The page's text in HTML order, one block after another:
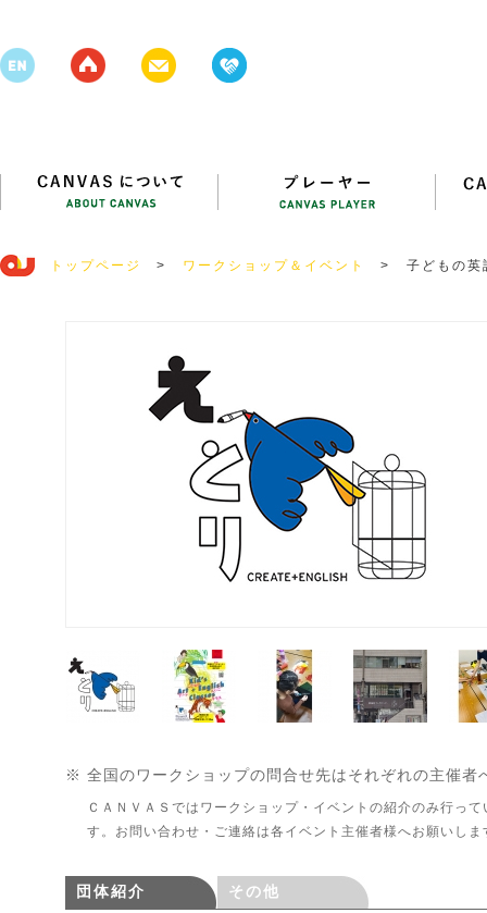
トップページ > ワークショップ＆イベント > 子どもの
※ 全国のワークショップの問合せ先はそれぞれの主催者
ＣＡＮＶＡＳではワークショップ・イベントの紹介のみ行って
す。お問い合わせ・ご連絡は各イベント主催者様へお願いしま
団体紹介 その他